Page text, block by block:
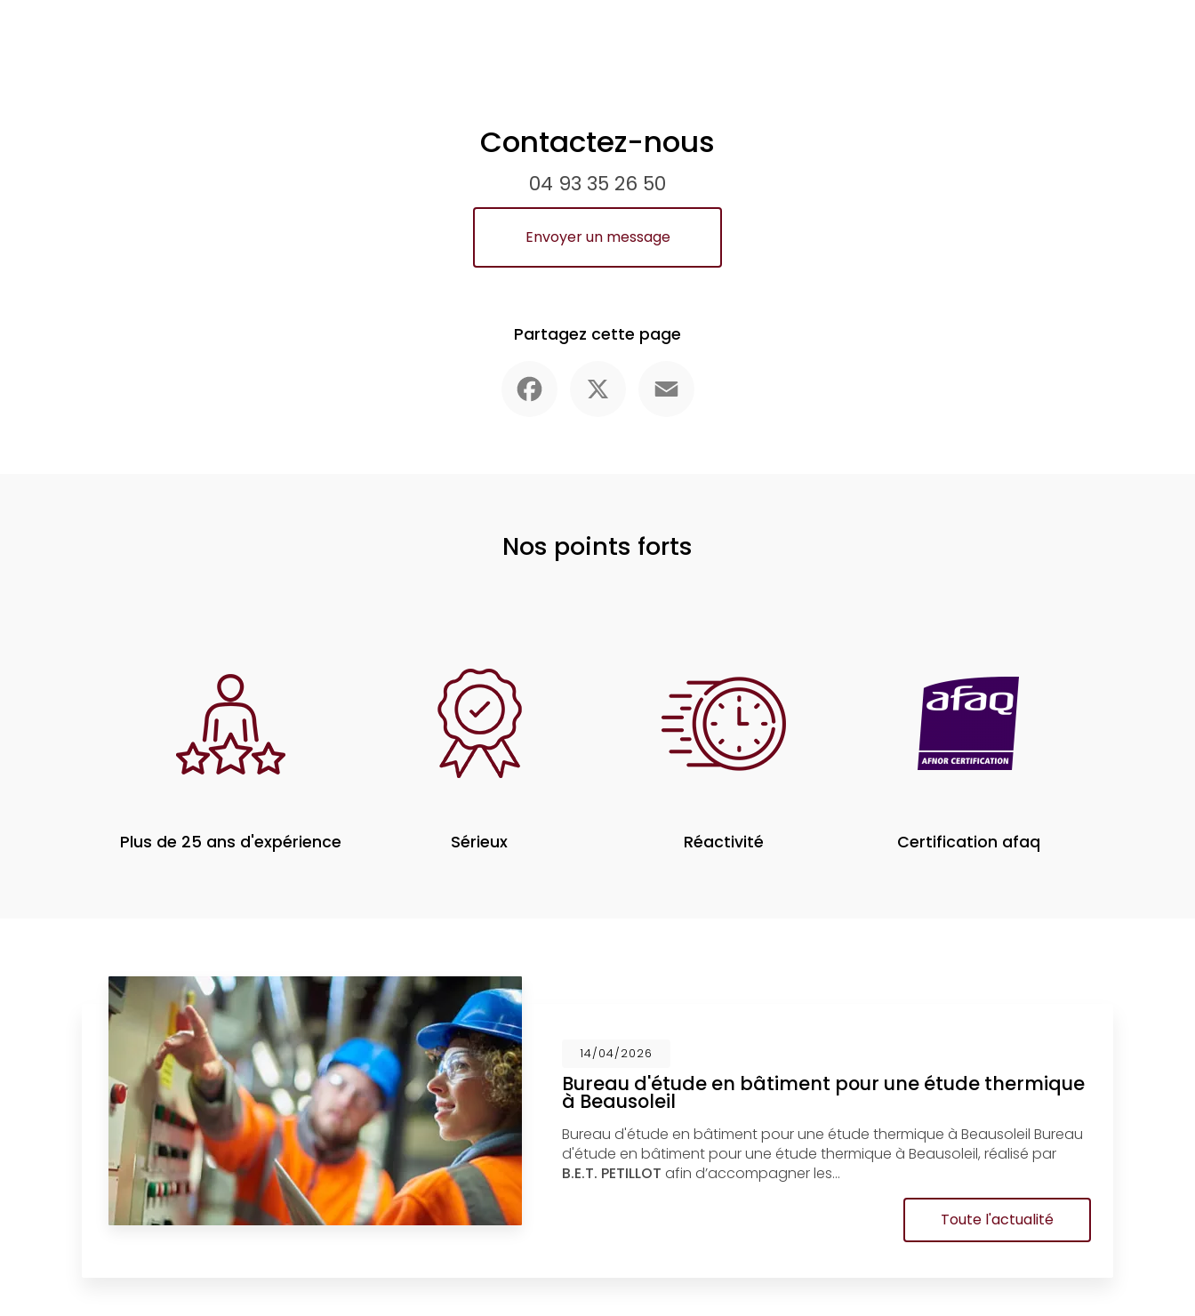
Contactez-nous
04 93 35 26 50
Envoyer un message
Partagez cette page
Nos points forts
Plus de 25 ans d'expérience Sérieux Réactivité Certification afaq
14/04/2026
Bureau d'étude en bâtiment pour une étude thermique
à Beausoleil
Bureau d'étude en bâtiment pour une étude thermique à Beausoleil Bureau
d'étude en bâtiment pour une étude thermique à Beausoleil, réalisé par
B.E.T. PETILLOT afin d’accompagner les…
Toute l'actualité